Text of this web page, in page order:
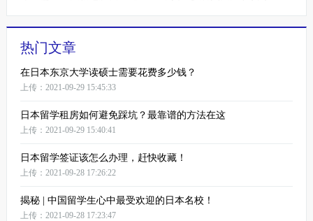
热门文章
在日本东京大学读硕士需要花费多少钱？
上传：2021-09-29 15:45:33
日本留学租房如何避免踩坑？最靠谱的方法在这
上传：2021-09-29 15:40:41
日本留学签证该怎么办理，赶快收藏！
上传：2021-09-28 17:26:22
揭秘 | 中国留学生心中最受欢迎的日本名校！
上传：2021-09-28 17:23:47